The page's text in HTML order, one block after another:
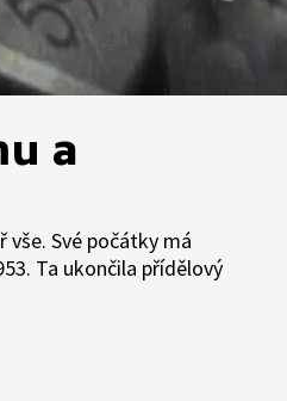
a
Své počátky má
Ta ukončila přídělový